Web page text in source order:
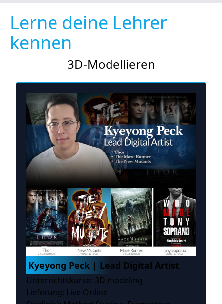
Lerne deine Lehrer
kennen
3D-Modellieren
Kyeyong Peck | Lead Digital Artist
Unterrichtskurse: 3D modeling
Lieferung: Live Online